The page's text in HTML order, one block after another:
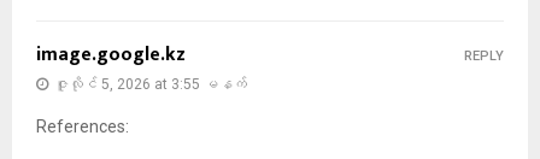
image.google.kz
ဇူလိုင် 5, 2026 at 3:55 မနက်
References:
REPLY